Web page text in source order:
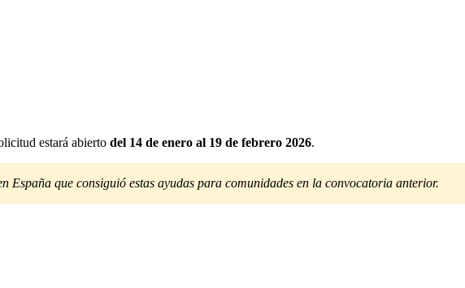
estará abierto del 14 de enero al 19 de febrero 2026.
España que consiguió estas ayudas para comunidades en la convocatoria anterior.